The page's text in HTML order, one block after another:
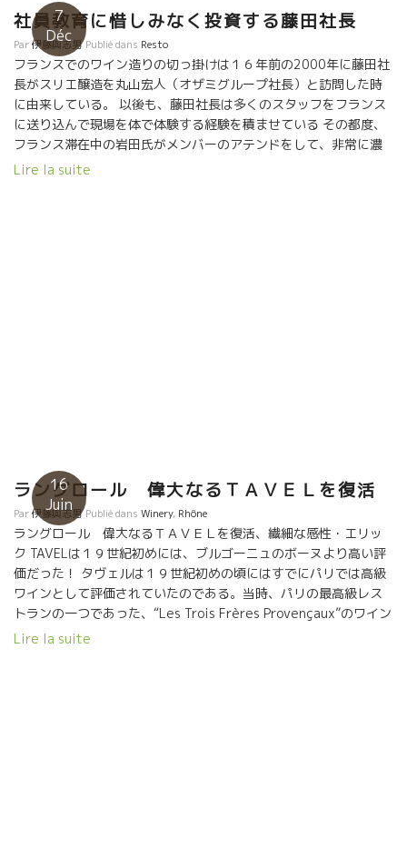
7
Déc
社員教育に惜しみなく投資する藤田社長
Par伊藤與志男 Publié dans Resto
フランスでのワイン造りの切っ掛けは１６年前の2000年に藤田社
長がスリエ醸造を丸山宏人（オザミグループ社長）と訪問した時
に由来している。 以後も、藤田社長は多くのスタッフをフランス
に送り込んで現場を体で体験する経験を積ませている その都度、
フランス滞在中の岩田氏がメンバーのアテンドをして、非常に濃
いツアーを実行。 ここまで、社員教育に投資する酒販店は少な
だ。 ジャンフランソワ・ニックの伴侶のYOYOさんのワインもあ
り。 そして、ジャンフランソワ・ニックの親友でもあり、今では
世界的な人気ワインになってしまったエリック・プフェーリング
のラングロールまで揃っている。 パリでもなかなか手に入らない
ワインだ。 旅先の移動中に、駅でこんなワインを飲めるなんて、
夢のようだ。 小松屋は凄い！！ 感謝！であります。 ヒロヨさん
が笑顔で迎えてくれました。 わかりやすい自然派ワインの説明
POP Passion et Natureパッション・エ・ナチュールの店内に
は、至る所に、自然派ワインとは？ わかりやすく説明文が書かれ
Lire la suite
16
Juin
ラングロール 偉大なるＴＡＶＥＬを復活
Par伊藤與志男 Publié dans Winery, Rhône
ラングロール 偉大なるＴＡＶＥＬを復活、繊細な感性・エリッ
ク TAVELは１９世紀初めには、ブルゴーニュのボーヌより高い評
価だった！ タヴェルは１９世紀初めの頃にはすでにパリでは高級
ワインとして評価されていたのである。当時、パリの最高級レス
トランの一つであった、“Les Trois Frères Provençaux”のワイン
リストの価格をみると、BEAUNNE ２Ｆ（フラン）
Lire la suite